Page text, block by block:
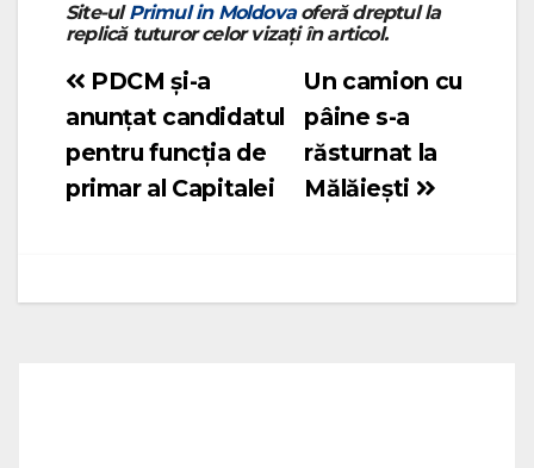
Site-ulPrimul in Moldovaoferă dreptul la
replică tuturor celor vizați în articol.
Navigare
în
articole
Un camion cu
pâine s-a
răsturnat la
Mălăiești
PDCM și-a
anunțat candidatul
pentru funcția de
primar al Capitalei